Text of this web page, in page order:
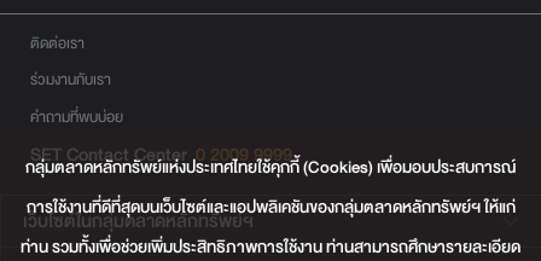
ติดต่อเรา
ร่วมงานกับเรา
คำถามที่พบบ่อย
SET Contact Center 0 2009 9999
เว็บไซต์ในกลุ่มตลาดหลักทรัพย์ฯ
กลุ่มตลาดหลักทรัพย์แห่งประเทศไทยใช้คุกกี้ (Cookies) เพื่อมอบประสบการณ์
การใช้งานที่ดีที่สุดบนเว็บไซต์และแอปพลิเคชันของกลุ่มตลาดหลักทรัพย์ฯ ให้แก่
ท่าน รวมทั้งเพื่อช่วยเพิ่มประสิทธิภาพการใช้งาน ท่านสามารถศึกษารายละเอียด